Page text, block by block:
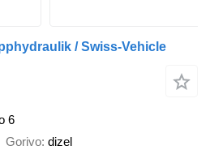
/ Swiss-Vehicle
6
Gorivo dizel